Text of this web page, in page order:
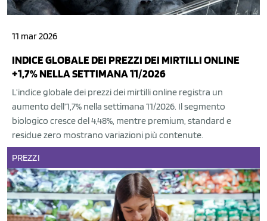
11 mar 2026
INDICE GLOBALE DEI PREZZI DEI MIRTILLI ONLINE
+1,7% NELLA SETTIMANA 11/2026
L’indice globale dei prezzi dei mirtilli online registra un
aumento dell’1,7% nella settimana 11/2026. Il segmento
biologico cresce del 4,48%, mentre premium, standard e
residue zero mostrano variazioni più contenute.
PREZZI